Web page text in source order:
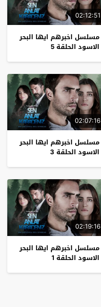
02:12:51
مسلسل اخبرهم ايها البحر
الاسود الحلقة 5
02:07:16
مسلسل اخبرهم ايها البحر
الاسود الحلقة 3
02:19:16
مسلسل اخبرهم ايها البحر
الاسود الحلقة 1